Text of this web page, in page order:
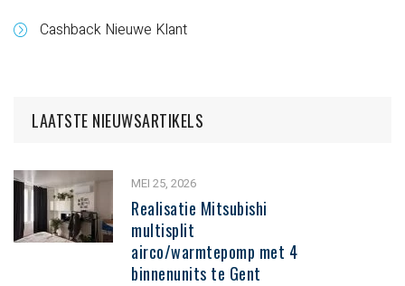
Cashback Nieuwe Klant
LAATSTE NIEUWSARTIKELS
MEI 25, 2026
Realisatie Mitsubishi
multisplit
airco/warmtepomp met 4
binnenunits te Gent